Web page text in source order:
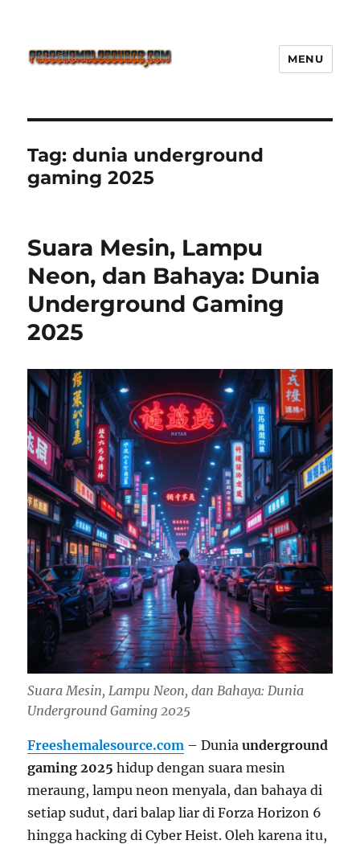
Defense Main Game Ini Pasti
Ketagihan!
MENU
Tag:dunia underground
gaming 2025
Suara Mesin, Lampu
Neon, dan Bahaya: Dunia
Underground Gaming
2025
Suara Mesin, Lampu Neon, dan Bahaya: Dunia
Underground Gaming 2025
Freeshemalesource.com – Duniaunderground
gaming 2025 hidup dengan suara mesin
meraung, lampu neon menyala, dan bahaya di
setiap sudut, dari balap liar di Forza Horizon 6
hingga hacking di Cyber Heist. Oleh karena itu,